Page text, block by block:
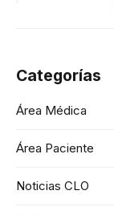
Categorías
Área Médica
Área Paciente
Noticias CLO